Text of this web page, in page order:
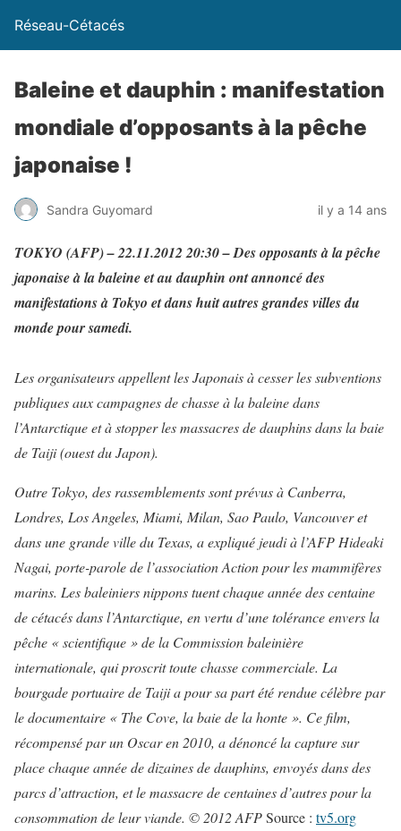
Réseau-Cétacés
Baleine et dauphin : manifestation
mondiale d’opposants à la pêche
japonaise !
Sandra Guyomard il y a 14 ans
TOKYO (AFP) – 22.11.2012 20:30 – Des opposants à la pêche
japonaise à la baleine et au dauphin ont annoncé des
manifestations à Tokyo et dans huit autres grandes villes du
monde pour samedi.
Les organisateurs appellent les Japonais à cesser les subventions
publiques aux campagnes de chasse à la baleine dans
l’Antarctique et à stopper les massacres de dauphins dans la baie
de Taiji (ouest du Japon).
Outre Tokyo, des rassemblements sont prévus à Canberra,
Londres, Los Angeles, Miami, Milan, Sao Paulo, Vancouver et
dans une grande ville du Texas, a expliqué jeudi à l’AFP Hideaki
Nagai, porte-parole de l’association Action pour les mammifères
marins. Les baleiniers nippons tuent chaque année des centaine
de cétacés dans l’Antarctique, en vertu d’une tolérance envers la
pêche « scientifique » de la Commission baleinière
internationale, qui proscrit toute chasse commerciale. La
bourgade portuaire de Taiji a pour sa part été rendue célèbre par
le documentaire « The Cove, la baie de la honte ». Ce film,
récompensé par un Oscar en 2010, a dénoncé la capture sur
place chaque année de dizaines de dauphins, envoyés dans des
parcs d’attraction, et le massacre de centaines d’autres pour la
consommation de leur viande. © 2012 AFPSource : tv5.org